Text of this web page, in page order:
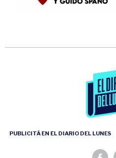
PUBLICITÁ EN EL DIARIO DEL LUNES